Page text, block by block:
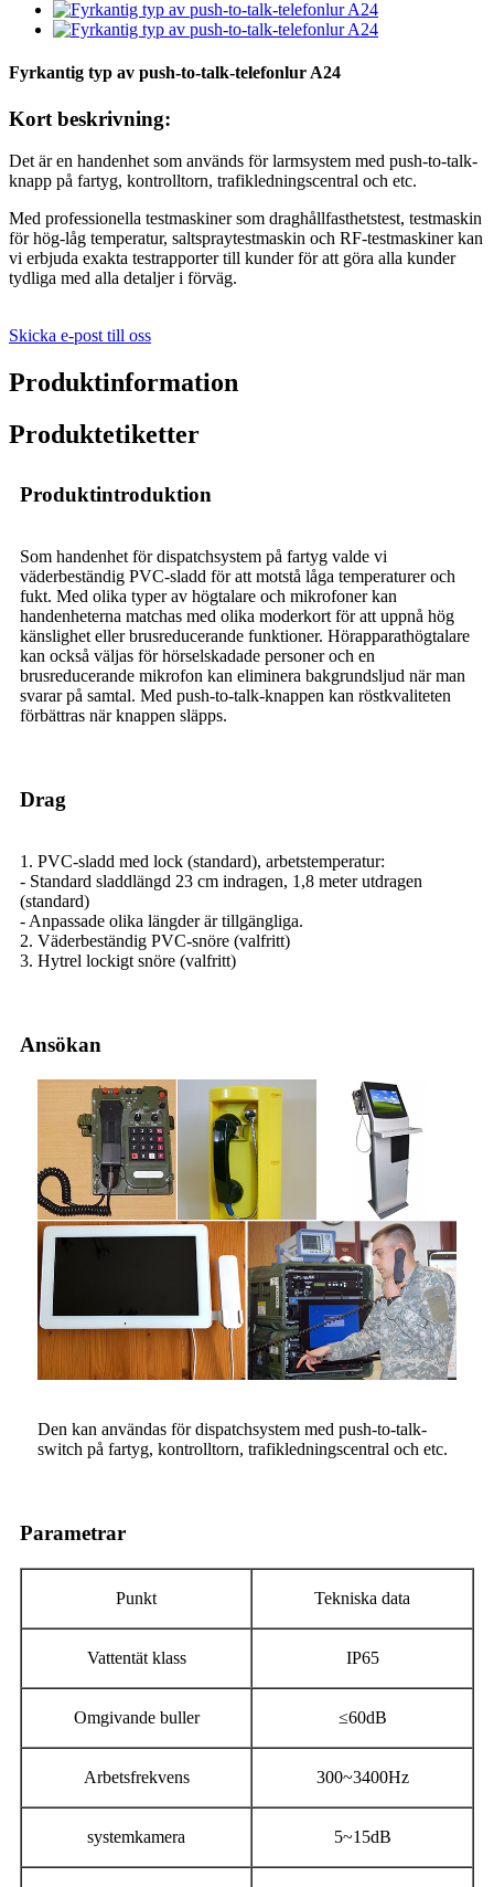
Fyrkantig typ av push-to-talk-telefonlur A24
Kort beskrivning:
Det är en handenhet som används för larmsystem med push-to-talk-
knapp på fartyg, kontrolltorn, trafikledningscentral och etc.
Med professionella testmaskiner som draghållfasthetstest, testmaskin
för hög-låg temperatur, saltspraytestmaskin och RF-testmaskiner kan
vi erbjuda exakta testrapporter till kunder för att göra alla kunder
tydliga med alla detaljer i förväg.
Skicka e-post till oss
Produktinformation
Produktetiketter
Produktintroduktion
Som handenhet för dispatchsystem på fartyg valde vi
väderbeständig PVC-sladd för att motstå låga temperaturer och
fukt. Med olika typer av högtalare och mikrofoner kan
handenheterna matchas med olika moderkort för att uppnå hög
känslighet eller brusreducerande funktioner. Hörapparathögtalare
kan också väljas för hörselskadade personer och en
brusreducerande mikrofon kan eliminera bakgrundsljud när man
svarar på samtal. Med push-to-talk-knappen kan röstkvaliteten
förbättras när knappen släpps.
Drag
1. PVC-sladd med lock (standard), arbetstemperatur:
- Standard sladdlängd 23 cm indragen, 1,8 meter utdragen
(standard)
- Anpassade olika längder är tillgängliga.
2. Väderbeständig PVC-snöre (valfritt)
3. Hytrel lockigt snöre (valfritt)
Ansökan
Den kan användas för dispatchsystem med push-to-talk-
switch på fartyg, kontrolltorn, trafikledningscentral och etc.
Parametrar
Punkt Tekniska data
Vattentät klass IP65
Omgivande buller ≤60dB
Arbetsfrekvens 300~3400Hz
systemkamera 5~15dB